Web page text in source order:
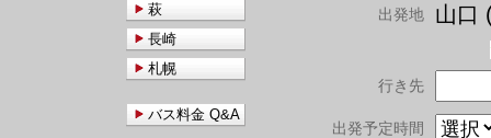
出発地 山口
行き先
出発予定時間
萩
長崎
札幌
バス料金 Q&A